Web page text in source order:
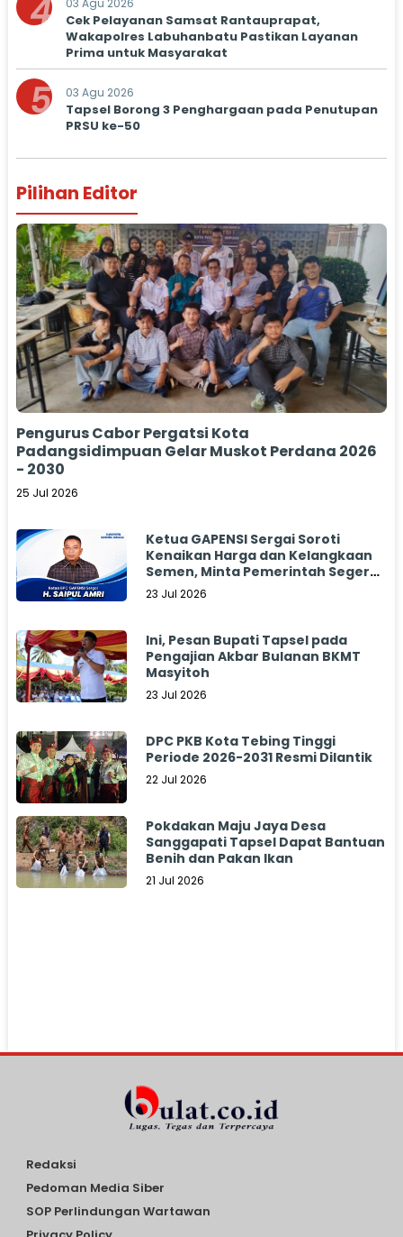
4 03 Agu 2026
Cek Pelayanan Samsat Rantauprapat,
Wakapolres Labuhanbatu Pastikan Layanan
Prima untuk Masyarakat
5 03 Agu 2026
Tapsel Borong 3 Penghargaan pada Penutupan
PRSU ke-50
Pilihan Editor
Pengurus Cabor Pergatsi Kota
Padangsidimpuan Gelar Muskot Perdana 2026
- 2030
25 Jul 2026
Ketua GAPENSI Sergai Soroti
Kenaikan Harga dan Kelangkaan
Semen, Minta Pemerintah Segera
Bertindak
23 Jul 2026
Ini, Pesan Bupati Tapsel pada
Pengajian Akbar Bulanan BKMT
Masyitoh
23 Jul 2026
DPC PKB Kota Tebing Tinggi
Periode 2026-2031 Resmi Dilantik
22 Jul 2026
Pokdakan Maju Jaya Desa
Sanggapati Tapsel Dapat Bantuan
Benih dan Pakan Ikan
21 Jul 2026
Redaksi
Pedoman Media Siber
SOP Perlindungan Wartawan